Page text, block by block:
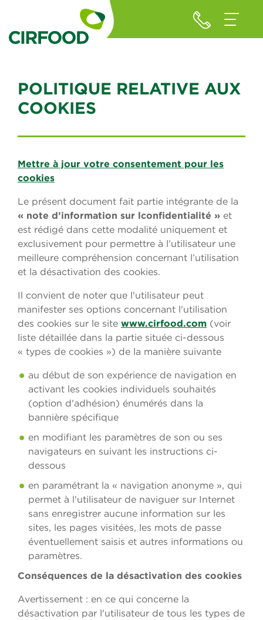
POLITIQUE RELATIVE AUX
COOKIES
Mettre à jour votre consentement pour les
cookies
Le présent document fait partie intégrante de la
« note d’information sur lconfidentialité » et
est rédigé dans cette modalité uniquement et
exclusivement pour permettre à l’utilisateur une
meilleure compréhension concernant l’utilisation
et la désactivation des cookies.
Il convient de noter que l'utilisateur peut
manifester ses options concernant l'utilisation
des cookies sur le site www.cirfood.com (voir
liste détaillée dans la partie située ci-dessous
« types de cookies ») de la manière suivante
au début de son expérience de navigation en
activant les cookies individuels souhaités
(option d'adhésion) énumérés dans la
bannière spécifique
en modifiant les paramètres de son ou ses
navigateurs en suivant les instructions ci-
dessous
en paramétrant la « navigation anonyme », qui
permet à l'utilisateur de naviguer sur Internet
sans enregistrer aucune information sur les
sites, les pages visitées, les mots de passe
éventuellement saisis et autres informations ou
paramètres.
Conséquences de la désactivation des cookies
Avertissement : en ce qui concerne la
désactivation par l'utilisateur de tous les types de